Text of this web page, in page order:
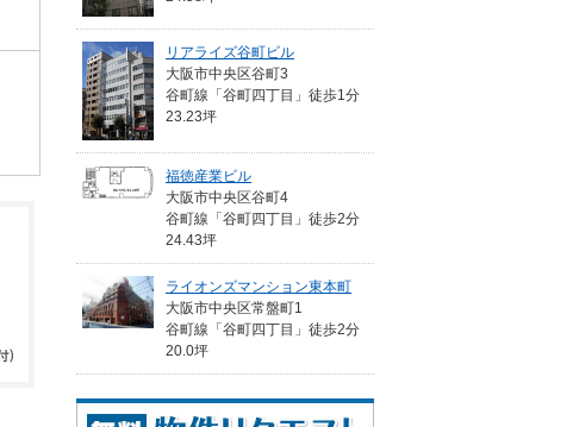
リアライズ谷町ビル
大阪市中央区谷町3
谷町線「谷町四丁目」徒歩1分
23.23坪
福徳産業ビル
大阪市中央区谷町4
谷町線「谷町四丁目」徒歩2分
24.43坪
ライオンズマンション東本町
大阪市中央区常盤町1
谷町線「谷町四丁目」徒歩2分
20.0坪